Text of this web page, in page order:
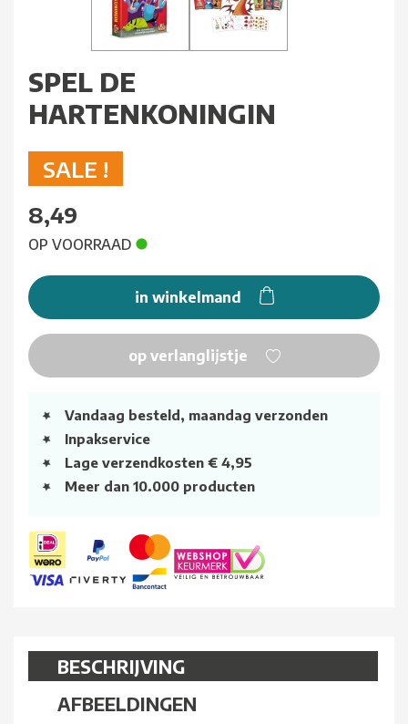
SPEL DE
HARTENKONINGIN
SALE !
8,49
OP VOORRAAD
in winkelmand
op verlanglijstje
Vandaag besteld, maandag verzonden
Inpakservice
Lage verzendkosten € 4,95
Meer dan 10.000 producten
BESCHRIJVING
AFBEELDINGEN